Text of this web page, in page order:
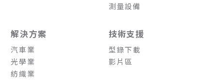
測量設備
解決方案
汽車業
光學業
紡織業
技術支援
型錄下載
影片區